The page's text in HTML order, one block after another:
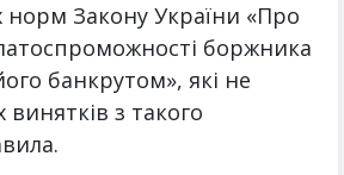
норм Закону України «Про
боржника
банкрутом», які не
з такого